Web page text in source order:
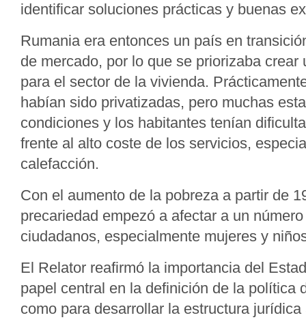
identificar soluciones prácticas y buenas
Rumania era entonces un país en
de mercado, por lo que se priorizaba crear
para el sector de la vivienda.
habían sido privatizadas, pero muchas
condiciones y los habitantes tenían
frente al alto coste de los servicios,
calefacción.
Con el aumento de la pobreza a partir de
precariedad empezó a afectar a un
ciudadanos, especialmente mujeres y
El Relator reafirmó la importancia del
papel central en la definición de la política
como para desarrollar la estructura jurídica